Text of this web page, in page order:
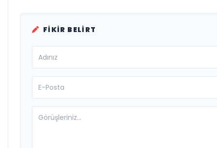
FIKIR BELIRT